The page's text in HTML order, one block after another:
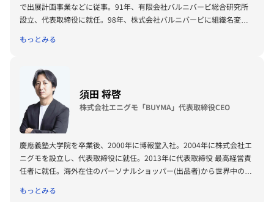
で出展計画事業などに従事。91年、有限会社バルニバービ総合研究所
設立、代表取締役に就任。98年、株式会社バルニバービに組織名変
ンを展開。中古の倉庫や廃材を用いた手作り感覚のカフェで大阪・南船
段で関西飲食業を牽引する。
もっとみる
須田 将啓
株式会社エニグモ「BUYMA」代表取締役CEO
慶應義塾大学院を卒業後、2000年に博報堂入社。2004年に株式会社エ
ニグモを設立し、代表取締役に就任。2013年に代表取締役 最高経営責
任者に就任。海外在住のパーソナルショッパー(出品者)から世界中のア
営。
もっとみる